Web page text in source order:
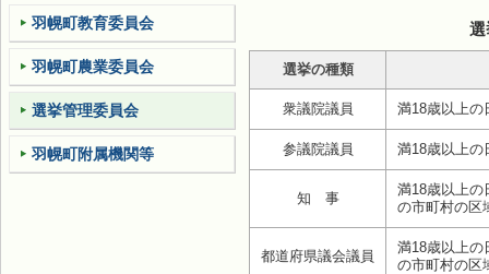
選
選挙の種類
衆議院議員 満18歳以上の
参議院議員 満18歳以上の
知 事
満18歳以上の
の市町村の区
都道府県議会議員
満18歳以上の
の市町村の区
羽幌町教育委員会
羽幌町農業委員会
選挙管理委員会
羽幌町附属機関等